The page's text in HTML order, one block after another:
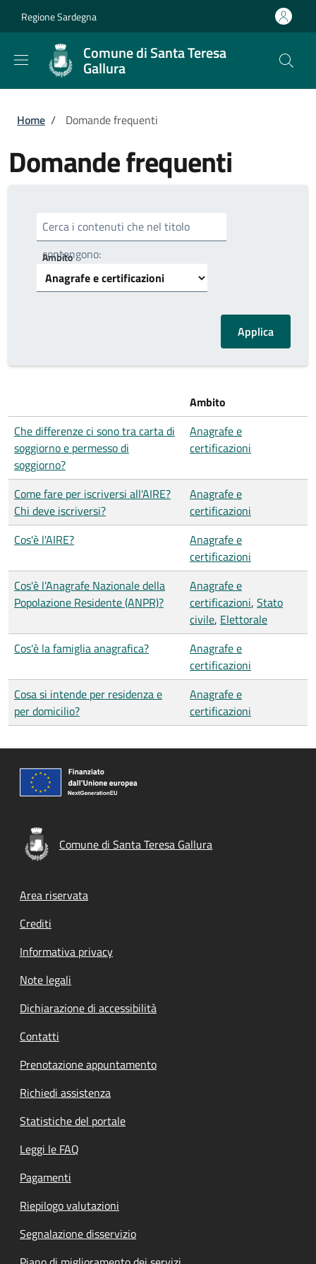
Regione Sardegna
Comune di Santa Teresa
Gallura
Briciole di pane
Home / Domande frequenti
Domande frequenti
Cerca i contenuti che nel titolo
contengono:
Ambito
Ambito
Che differenze ci sono tra carta di
soggiorno e permesso di
soggiorno?
Anagrafe e
certificazioni
Come fare per iscriversi all'AIRE?
Chi deve iscriversi?
Anagrafe e
certificazioni
Cos'è l'AIRE?
Anagrafe e
certificazioni
Cos'è l’Anagrafe Nazionale della
Popolazione Residente (ANPR)?
Anagrafe e
certificazioni, Stato
civile, Elettorale
Cos'è la famiglia anagrafica?
Anagrafe e
certificazioni
Cosa si intende per residenza e
per domicilio?
Anagrafe e
certificazioni
Comune di Santa Teresa Gallura
Footer menu
Area riservata
Crediti
Informativa privacy
Note legali
Dichiarazione di accessibilità
Contatti
Prenotazione appuntamento
Richiedi assistenza
Statistiche del portale
Leggi le FAQ
Pagamenti
Riepilogo valutazioni
Segnalazione disservizio